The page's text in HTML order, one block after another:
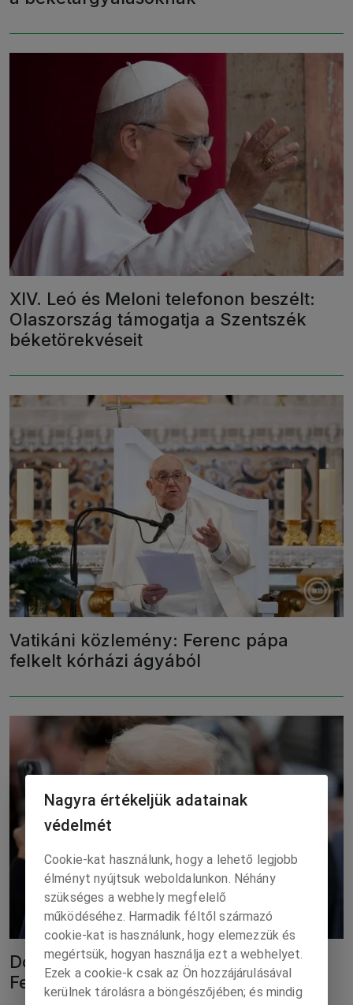
XIV. Leó és Meloni telefonon beszélt:
Olaszország támogatja a Szentszék
béketörekvéseit
Vatikáni közlemény: Ferenc pápa
felkelt kórházi ágyából
Donald Trump és felesége részt vesz
Ferenc pápa temetésén
Nagyra értékeljük adatainak
védelmét
Cookie-kat használunk, hogy a lehető legjobb
élményt nyújtsuk weboldalunkon. Néhány
szükséges a webhely megfelelő
működéséhez. Harmadik féltől származó
cookie-kat is használunk, hogy elemezzük és
megértsük, hogyan használja ezt a webhelyet.
Ezek a cookie-k csak az Ön hozzájárulásával
kerülnek tárolásra a böngészőjében; és mindig